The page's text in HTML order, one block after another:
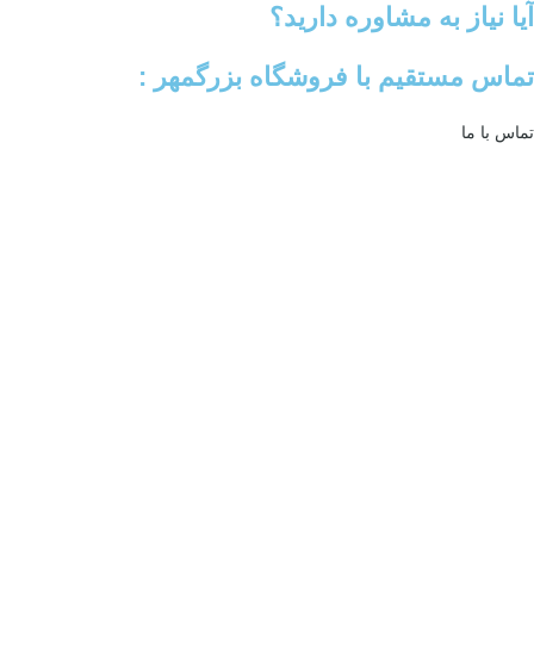
آیا نیاز به مشاوره دارید؟
تماس مستقیم با فروشگاه بزرگمهر :
تماس با ما